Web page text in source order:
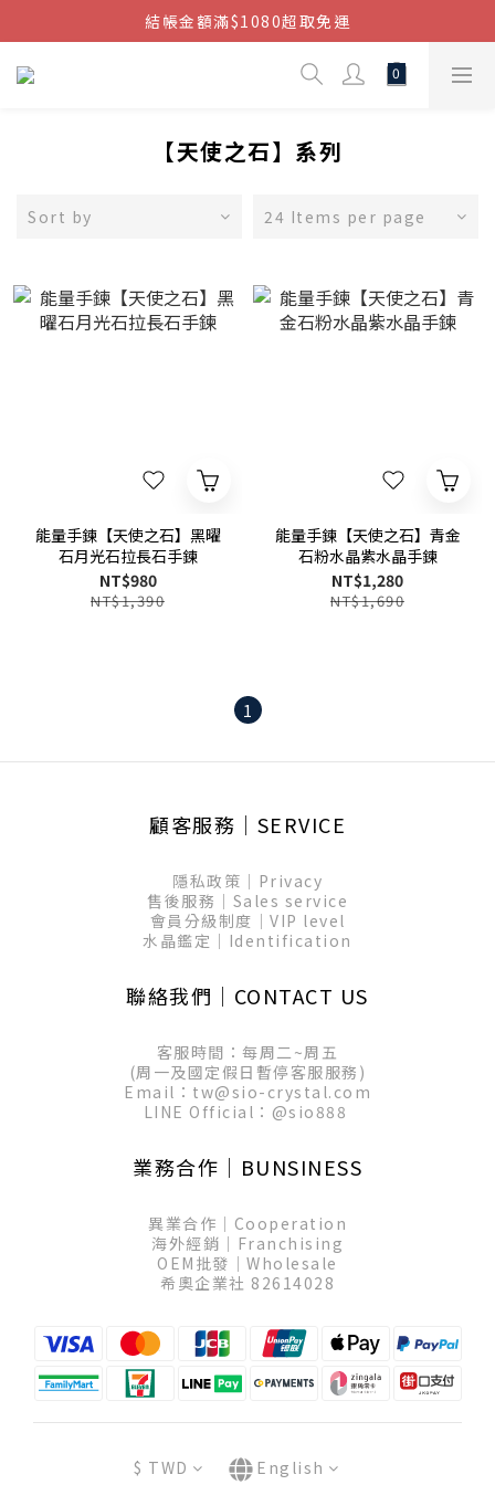
結帳金額滿$1080超取免運
結帳金額滿$1080超取免運
七周年慶，滿1890折150 (…依此類推)
結帳金額滿$1080超取免運
【天使之石】系列
Sort by 24 Items per page
能量手鍊【天使之石】黑曜
石月光石拉長石手鍊
NT$980
NT$1,390
能量手鍊【天使之石】青金
石粉水晶紫水晶手鍊
NT$1,280
NT$1,690
1
顧客服務│SERVICE
隱私政策│Privacy
售後服務│Sales service
會員分級制度│VIP level
水晶鑑定│Identification
聯絡我們│CONTACT US
客服時間：每周二~周五
(周一及國定假日暫停客服服務)
Email：tw@sio-crystal.com
LINE Official： @sio888
業務合作│BUNSINESS
異業合作│Cooperation
海外經銷│Franchising
OEM批發│Wholesale
希奧企業社 82614028
$ TWD English